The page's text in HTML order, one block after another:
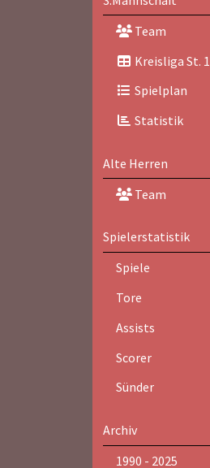
Team
Kreisliga St. 1
Spielplan
Statistik
Alte Herren
Team
Spielerstatistik
Spiele
Tore
Assists
Scorer
Sünder
Archiv
1990 - 2025